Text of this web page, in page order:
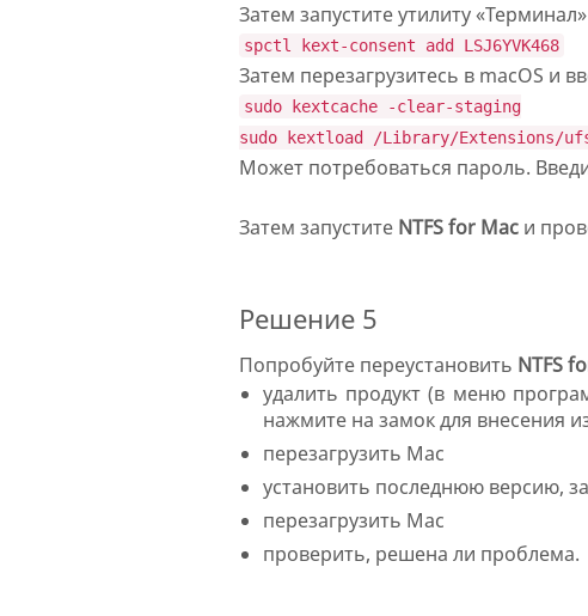
Затем запустите утилиту
spctl kext-consent add LSJ6YVK468
Затем перезагрузитесь в macOS и
sudo kextcache -clear-staging
sudo kextload /Library/Extensions/
Может потребоваться пароль.
Затем запустите NTFS for Macи
Решение 5
Попробуйте переустановить NTFS
удалить продукт (в меню
нажмите на замок для внесения
перезагрузить Mac
установить последнюю версию,
перезагрузить Mac
проверить, решена ли проблема.